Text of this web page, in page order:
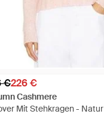
€226 €
Cashmere
Mit Stehkragen - Natur